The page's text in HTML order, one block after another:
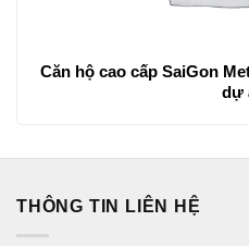
Căn hộ cao cấp SaiGon
dự
THÔNG TIN LIÊN HỆ